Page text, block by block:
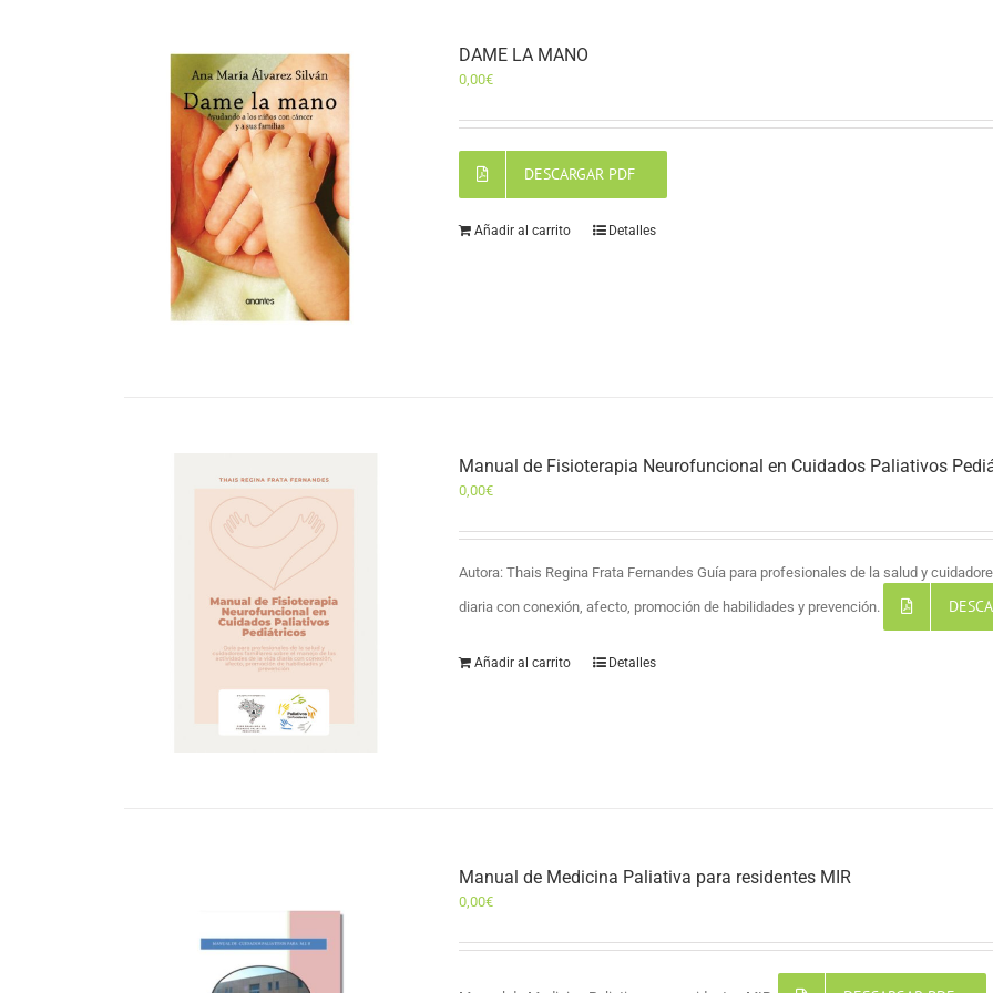
DAME LA MANO
0,00€
DESCARGAR PDF
Añadir al carrito Detalles
Manual de Fisioterapia Neurofuncional en Cuidados Paliativos
0,00€
Autora: Thais Regina Frata Fernandes Guía para profesionales de la salud y
diaria con conexión, afecto, promoción de habilidades y prevención.
Añadir al carrito Detalles
Manual de Medicina Paliativa para residentes MIR
0,00€